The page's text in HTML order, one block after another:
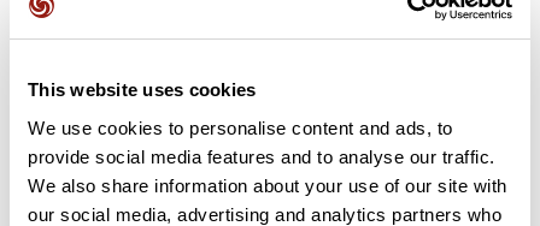
This website uses cookies
We use cookies to personalise content and ads, to
provide social media features and to analyse our traffic.
We also share information about your use of our site with
our social media, advertising and analytics partners who
Ajouter un avis